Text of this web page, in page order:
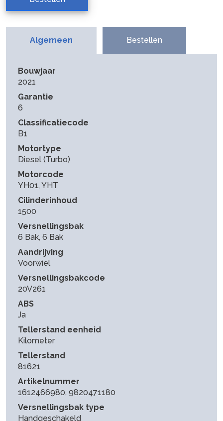
Algemeen Bestellen
Bouwjaar
2021
Garantie
6
Classificatiecode
B1
Motortype
Diesel (Turbo)
Motorcode
YH01, YHT
Cilinderinhoud
1500
Versnellingsbak
6 Bak, 6 Bak
Aandrijving
Voorwiel
Versnellingsbakcode
20V261
ABS
Ja
Tellerstand eenheid
Kilometer
Tellerstand
81621
Artikelnummer
1612466980, 9820471180
Versnellingsbak type
Handgeschakeld